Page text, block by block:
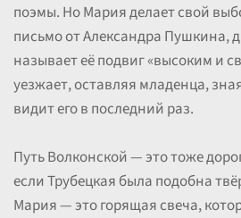
поэмы. Но Мария делает свой
письмо от Александра Пушкина,
называет её подвиг «высоким и
уезжает, оставляя младенца,
видит его в последний раз.
Путь Волконской — это тоже
если Трубецкая была подобна
Мария — это горящая свеча,